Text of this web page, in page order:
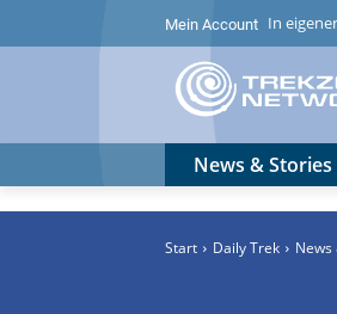
Mein Account In
News & Stories
Start Daily Trek News